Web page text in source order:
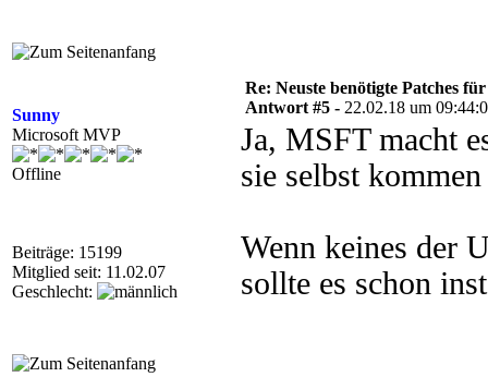
Sunny
Microsoft MVP
Offline
Beiträge: 15199
Mitglied seit: 11.02.07
Geschlecht:
Re: Neuste benötigte Patches
Antwort #5 - 22.02.18 um
Ja, MSFT macht
sie selbst
Wenn keines der
sollte es schon